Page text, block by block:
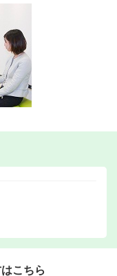
こちら